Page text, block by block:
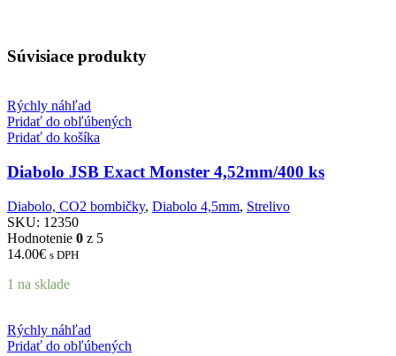
Súvisiace produkty
Rýchly náhľad
Pridať do obľúbených
Pridať do košíka
Diabolo JSB Exact Monster 4,52mm/400 ks
Diabolo, CO2 bombičky, Diabolo 4,5mm, Strelivo
SKU: 12350
Hodnotenie 0 z 5
14.00€ s DPH
1 na sklade
Rýchly náhľad
Pridať do obľúbených